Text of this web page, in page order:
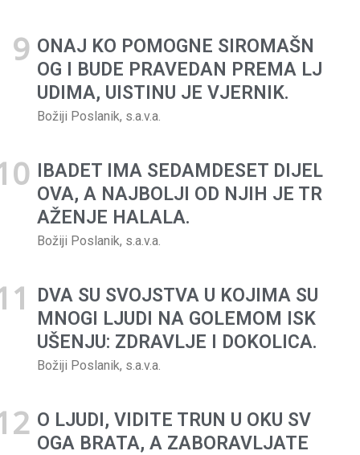
ONAJ KO POMOGNE SIROMAŠN
OG I BUDE PRAVEDAN PREMA LJ
UDIMA, UISTINU JE VJERNIK.
Božiji Poslanik, s.a.v.a.
IBADET IMA SEDAMDESET DIJEL
OVA, A NAJBOLJI OD NJIH JE TR
AŽENJE HALALA.
Božiji Poslanik, s.a.v.a.
DVA SU SVOJSTVA U KOJIMA SU
MNOGI LJUDI NA GOLEMOM ISK
UŠENJU: ZDRAVLJE I DOKOLICA.
Božiji Poslanik, s.a.v.a.
O LJUDI, VIDITE TRUN U OKU SV
OGA BRATA, A ZABORAVLJATE